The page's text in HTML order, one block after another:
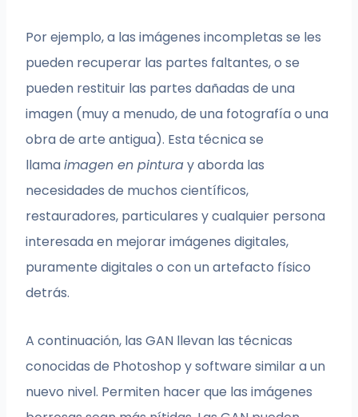
Por ejemplo, a las imágenes incompletas se les
pueden recuperar las partes faltantes, o se
pueden restituir las partes dañadas de una
imagen (muy a menudo, de una fotografía o una
obra de arte antigua). Esta técnica se
llamaimagen en pinturay aborda las
necesidades de muchos científicos,
restauradores, particulares y cualquier persona
interesada en mejorar imágenes digitales,
puramente digitales o con un artefacto físico
detrás.
A continuación, las GAN llevan las técnicas
conocidas de Photoshop y software similar a un
nuevo nivel. Permiten hacer que las imágenes